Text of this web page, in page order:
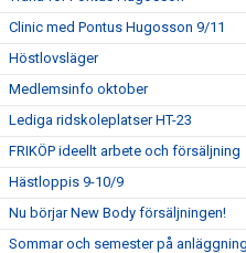
Clinic med Pontus Hugosson 9/11
Höstlovsläger
Medlemsinfo oktober
Lediga ridskoleplatser HT-23
FRIKÖP ideellt arbete och försäljning
Hästloppis 9-10/9
Nu börjar New Body försäljningen!
Sommar och semester på